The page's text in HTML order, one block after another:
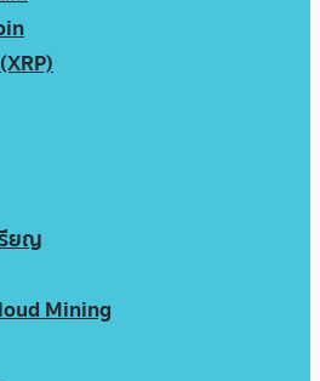
รียญ
Mining